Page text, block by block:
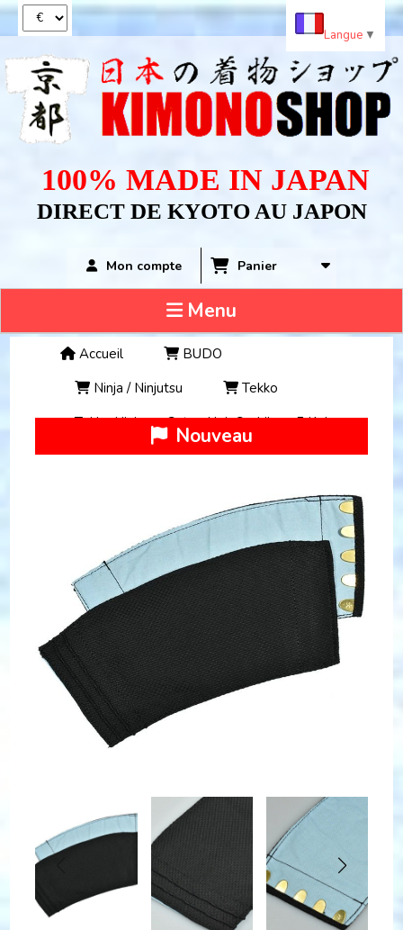
100% MADE IN JAPAN
DIRECT DE KYOTO AU JAPON
Mon compte Panier
Menu
Accueil
BUDO
Ninja / Ninjutsu
Tekko
Tekko Ninja en Coton Noir Sashiko – 5 Kohaze
Nouveau
Langue ▼
Panneau de gestion des cookies